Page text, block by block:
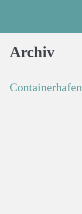
Archiv
Containerhafen